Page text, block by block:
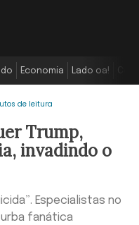
Economia Lado oa!
de leitura
Trump,
invadindo o
Especialistas no
fanática